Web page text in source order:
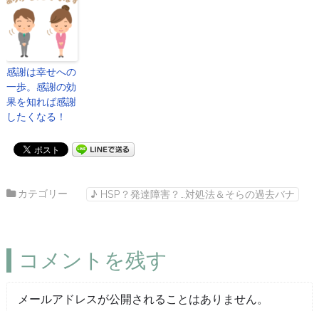
感謝は幸せへの
一歩。感謝の効
果を知れば感謝
したくなる！
カテゴリー ♪ HSP？発達障害？…対処法＆そらの過去バナ
コメントを残す
メールアドレスが公開されることはありません。